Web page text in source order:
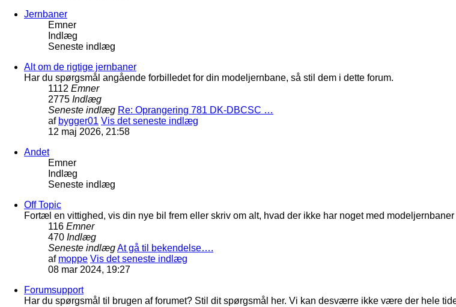
Jernbaner
Emner
Indlæg
Seneste indlæg
Alt om de rigtige jernbaner
Har du spørgsmål angående forbilledet for din modeljernbane, så stil dem i dette forum.
1112 Emner
2775 Indlæg
Seneste indlæg Re: Oprangering 781 DK-DBCSC …
af bygger01 Vis det seneste indlæg
12 maj 2026, 21:58
Andet
Emner
Indlæg
Seneste indlæg
Off Topic
Fortæl en vittighed, vis din nye bil frem eller skriv om alt, hvad der ikke har noget med
116 Emner
470 Indlæg
Seneste indlægAt gå til bekendelse….
af moppe Vis det seneste indlæg
08 mar 2024, 19:27
Forumsupport
Har du spørgsmål til brugen af forumet? Stil dit spørgsmål her. Vi kan desværre ikke være der hele